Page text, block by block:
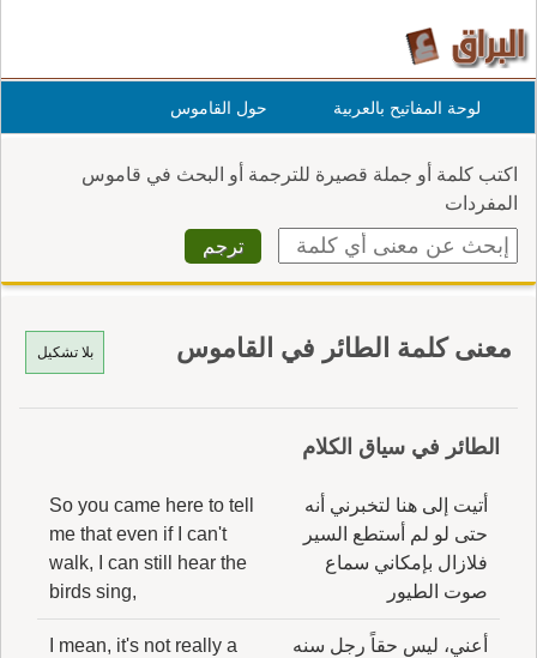
لوحة المفاتيح بالعربية حول القاموس
اكتب كلمة أو جملة قصيرة للترجمة أو البحث في قاموس
المفردات
بلا تشكيل معنى كلمة الطائر في القاموس
الطائر في سياق الكلام
أتيت إلى هنا لتخبرني أنه
حتى لو لم أستطع السير
فلازال بإمكاني سماع
صوت الطيور
So you came here to tell
me that even if I can't
walk, I can still hear the
birds sing,
أعني، ليس حقاً رجل سنه
I mean, it's not really a